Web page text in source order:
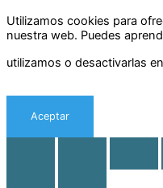
Utilizamos cookies para
nuestra web. Puedes
utilizamos o desactivarlas
Aceptar